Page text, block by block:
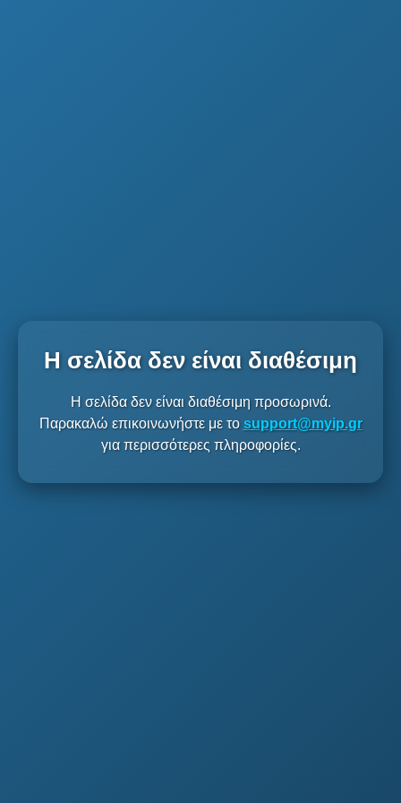
Η σελίδα δεν είναι διαθέσιμη
Η σελίδα δεν είναι διαθέσιμη προσωρινά.
Παρακαλώ επικοινωνήστε με το support@myip.gr
για περισσότερες πληροφορίες.